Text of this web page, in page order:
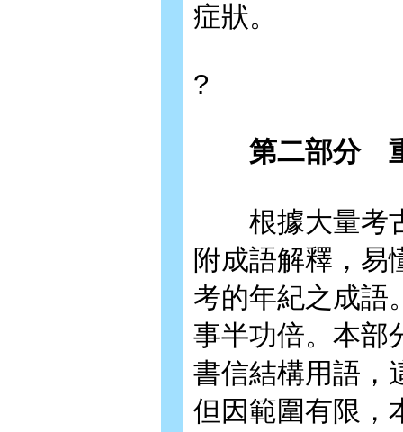
症狀。
?
第二部分 重
根據大量考古
附成語解釋，易
考的年紀之成語
事半功倍。本部
書信結構用語，
但因範圍有限，